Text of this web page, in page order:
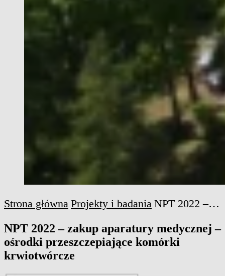
Strona główna Projekty i badania NPT 2022 – zakup aparatury medycznej – ośrodki przeszczepiające komórki krwiotwórcze
NPT 2022 – zakup aparatury medycznej –
ośrodki przeszczepiające komórki
krwiotwórcze